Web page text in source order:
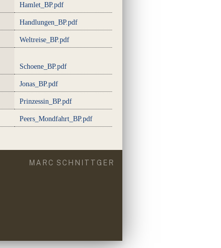
Hamlet_BP.pdf
Handlungen_BP.pdf
Weltreise_BP.pdf
Schoene_BP.pdf
Jonas_BP.pdf
Prinzessin_BP.pdf
Peers_Mondfahrt_BP.pdf
MARC SCHNITTGER